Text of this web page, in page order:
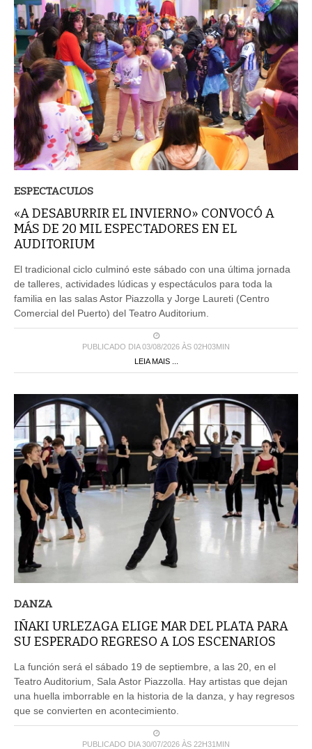
ESPECTACULOS
«A DESABURRIR EL INVIERNO» CONVOCÓ A
MÁS DE 20 MIL ESPECTADORES EN EL
AUDITORIUM
El tradicional ciclo culminó este sábado con una última jornada
de talleres, actividades lúdicas y espectáculos para toda la
familia en las salas Astor Piazzolla y Jorge Laureti (Centro
Comercial del Puerto) del Teatro Auditorium.
PUBLICADO DIA 03/08/2026 ÀS 02H03MIN
LEIA MAIS ...
DANZA
IÑAKI URLEZAGA ELIGE MAR DEL PLATA PARA
SU ESPERADO REGRESO A LOS ESCENARIOS
La función será el sábado 19 de septiembre, a las 20, en el
Teatro Auditorium, Sala Astor Piazzolla. Hay artistas que dejan
una huella imborrable en la historia de la danza, y hay regresos
que se convierten en acontecimiento.
PUBLICADO DIA 30/07/2026 ÀS 22H31MIN